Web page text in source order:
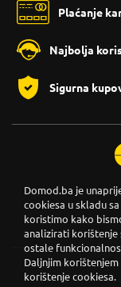
Plaćanje
Najbolja
Sigurna
Domod.ba je
cookiesa u skladu
koristimo kako
analizirati korištenje
ostale
Daljnjim
korištenje cookiesa.